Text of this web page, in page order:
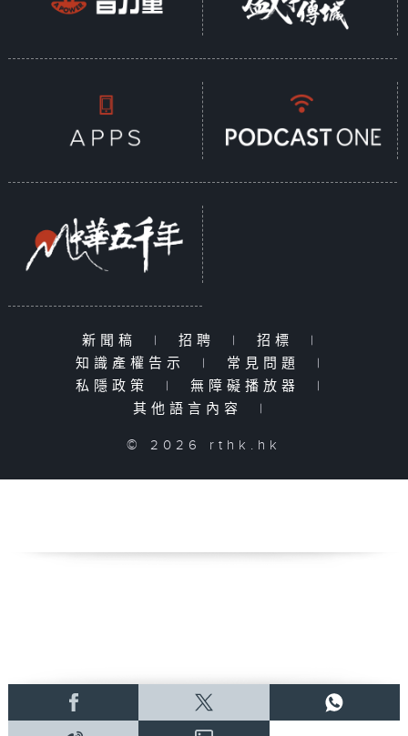
新聞稿 | 招聘 | 招標
|
知識產權告示
| 常見問題
|
私隱政策
| 無障礙播放器
|
其他語言內容
|
© 2026 rthk.hk